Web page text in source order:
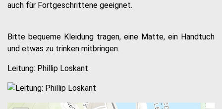
auch für Fortgeschrittene geeignet.
Bitte bequeme Kleidung tragen, eine Matte, ein Handtuch
und etwas zu trinken mitbringen.
Leitung: Phillip Loskant